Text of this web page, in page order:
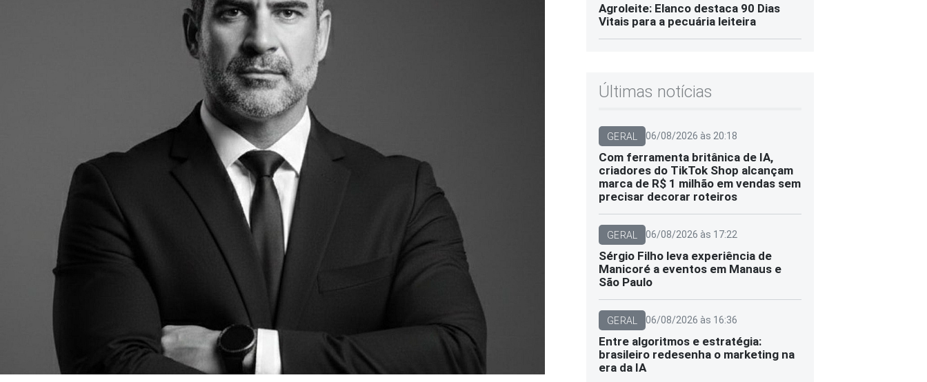
Agroleite: Elanco destaca 90 Dias
Vitais para a pecuária leiteira
Últimas notícias
GERAL 06/08/2026 às 20:18
Com ferramenta britânica de IA,
criadores do TikTok Shop alcançam
marca de R$ 1 milhão em vendas sem
precisar decorar roteiros
GERAL 06/08/2026 às 17:22
Sérgio Filho leva experiência de
Manicoré a eventos em Manaus e
São Paulo
GERAL 06/08/2026 às 16:36
Entre algoritmos e estratégia:
brasileiro redesenha o marketing na
era da IA